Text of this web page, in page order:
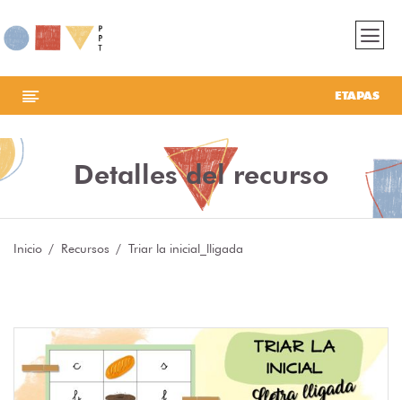
ETAPAS
Detalles del recurso
Inicio Recursos Triar la inicial_lligada